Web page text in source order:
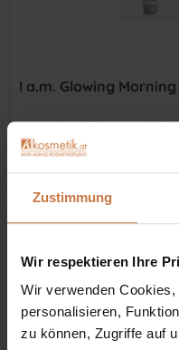
Zustimmung
Wir respektieren Ihre
Wir verwenden
personalisieren,
zu können, Zugriffe auf
I a.m. Glowing
Ikonische 2 | Creamy Soft
Beautifying Cream
Strahlen. Sorgt für einen
Inhalt0.07 Liter(€ 1.214,29 * / 1
€ 85,00 *
In den
Auf die Wunschliste